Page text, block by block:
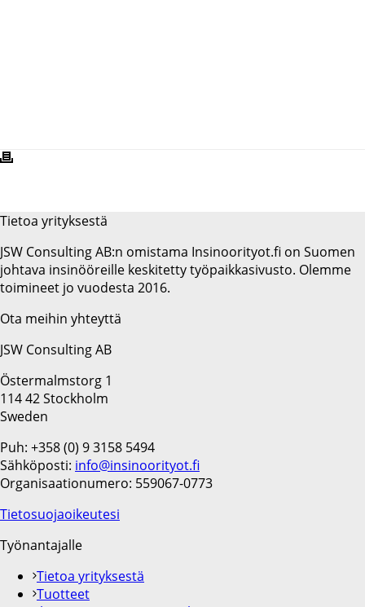
Tietoa yrityksestä
JSW Consulting AB:n omistama Insinoorityot.fi on Suomen
johtava insinööreille keskitetty työpaikkasivusto. Olemme
toimineet jo vuodesta 2016.
Ota meihin yhteyttä
JSW Consulting AB
Östermalmstorg 1
114 42 Stockholm
Sweden
Puh: +358 (0) 9 3158 5494
Sähköposti: info@insinoorityot.fi
Organisaationumero: 559067-0773
Tietosuojaoikeutesi
Työnantajalle
Tietoa yrityksestä
Tuotteet